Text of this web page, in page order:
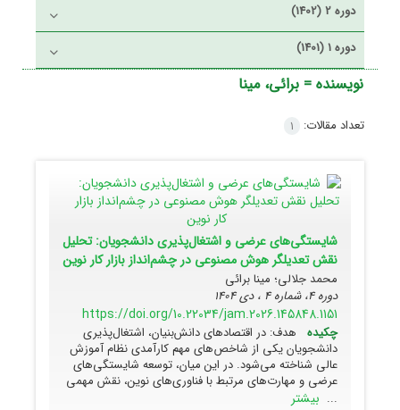
دوره 2 (1402)
دوره 1 (1401)
نویسنده = برائی، مینا
تعداد مقالات: 1
شایستگی‌های عرضی و اشتغال‌پذیری دانشجویان: تحلیل
نقش تعدیلگر هوش مصنوعی در چشم‌انداز بازار کار نوین
محمد جلالی؛ مینا برائی
دوره 4، شماره 4 ، دی 1404
https://doi.org/10.22034/jam.2026.145848.1151
چکیده
هدف: در اقتصادهای دانش‌بنیان، اشتغال‌پذیری
دانشجویان یکی از شاخص‌های مهم کارآمدی نظام آموزش
عالی شناخته می‌شود. در این میان، توسعه شایستگی‌های
عرضی و مهارت‌های مرتبط با فناوری‌های نوین، نقش مهمی
... بیشتر